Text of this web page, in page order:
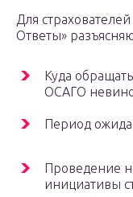
Для
Ответы»
Куда
ОСАГО
Период
Проведение
инициативы